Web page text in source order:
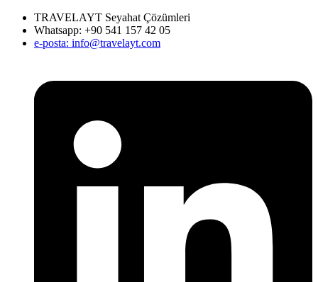
TRAVELAYT Seyahat Çözümleri
Whatsapp: +90 541 157 42 05
e-posta: info@travelayt.com